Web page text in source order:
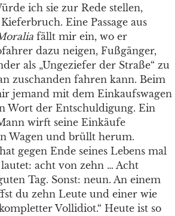
ich sie zur Rede stellen,
Eine Passage aus
fällt mir ein, wo er
dazu neigen, Fußgänger,
als „Ungeziefer der Straße“ zu
zuschanden fahren kann. Beim
jemand mit dem Einkaufswagen
Wort der Entschuldigung. Ein
wirft seine Einkäufe
Wagen und brüllt herum.
gegen Ende seines Lebens mal
lautet: acht von zehn … Acht
Tag. Sonst: neun. An einem
du zehn Leute und einer wie
Vollidiot.“ Heute ist so